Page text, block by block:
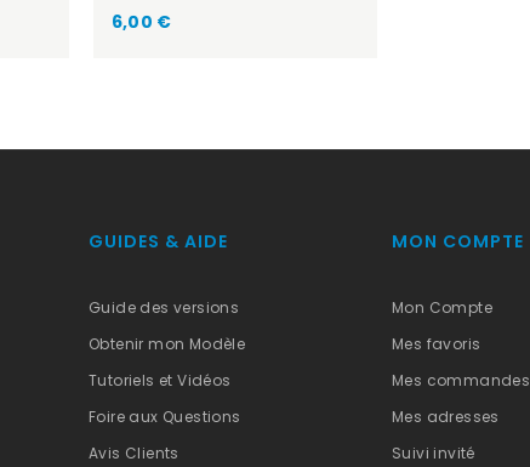
Prix
6,00 €
GUIDES & AIDE
Guide des versions
Obtenir mon Modèle
Tutoriels et Vidéos
Foire aux Questions
Avis Clients
MON COMPTE
Mon Compte
Mes favoris
Mes commandes
Mes adresses
Suivi invité